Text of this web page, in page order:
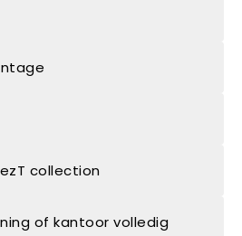
collection
of kantoor volledig